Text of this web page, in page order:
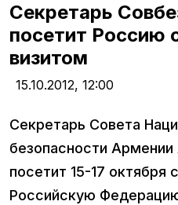
Секретарь
посетит Россию
визитом
15.10.2012, 12:00
Секретарь Совета
безопасности Армении
посетит 15-17 октября
Российскую